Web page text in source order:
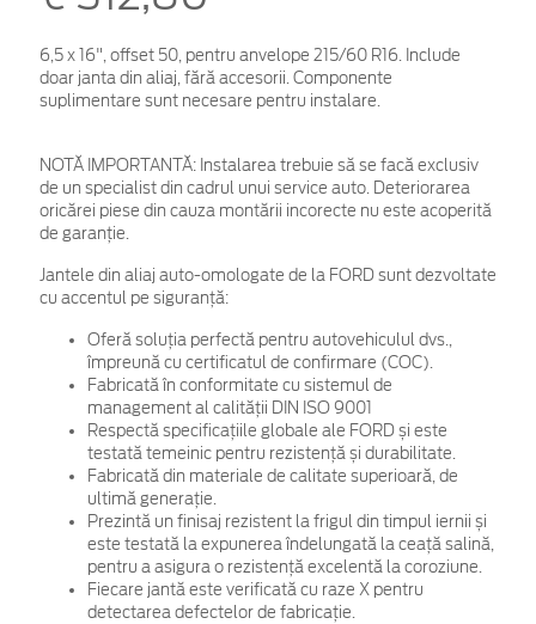
6,5 x 16", offset 50, pentru anvelope 215/60 R16. Include
doar janta din aliaj, fără accesorii. Componente
suplimentare sunt necesare pentru instalare.
NOTĂ IMPORTANTĂ: Instalarea trebuie să se facă exclusiv
de un specialist din cadrul unui service auto. Deteriorarea
oricărei piese din cauza montării incorecte nu este acoperită
de garanţie.
Jantele din aliaj auto-omologate de la FORD sunt dezvoltate
cu accentul pe siguranță:
Oferă soluția perfectă pentru autovehiculul dvs.,
împreună cu certificatul de confirmare (COC).
Fabricată în conformitate cu sistemul de
management al calității DIN ISO 9001
Respectă specificațiile globale ale FORD și este
testată temeinic pentru rezistență și durabilitate.
Fabricată din materiale de calitate superioară, de
ultimă generație.
Prezintă un finisaj rezistent la frigul din timpul iernii și
este testată la expunerea îndelungată la ceață salină,
pentru a asigura o rezistență excelentă la coroziune.
Fiecare jantă este verificată cu raze X pentru
detectarea defectelor de fabricație.